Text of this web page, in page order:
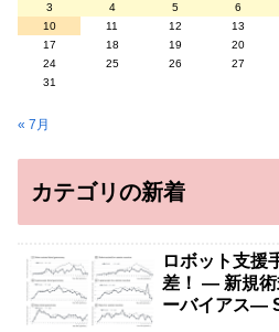
3
4 5 6
10
11 12 13
17
18 19 20
24
25 26 27
31
« 7月
カテゴリの新着
ロボット支援
差！ — 新規術
ーバイアス—